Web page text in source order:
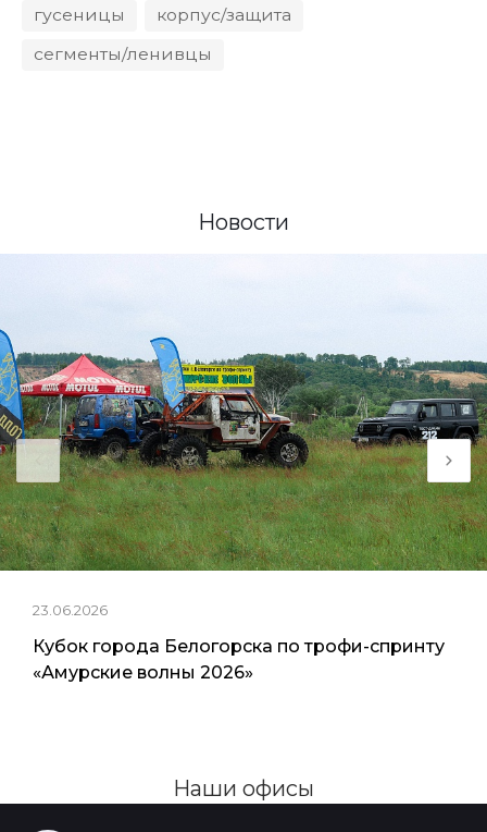
гусеницы
корпус/защита
сегменты/ленивцы
Новости
23.06.2026
Кубок города Белогорска по трофи-спринту
«Амурские волны 2026»
Наши офисы